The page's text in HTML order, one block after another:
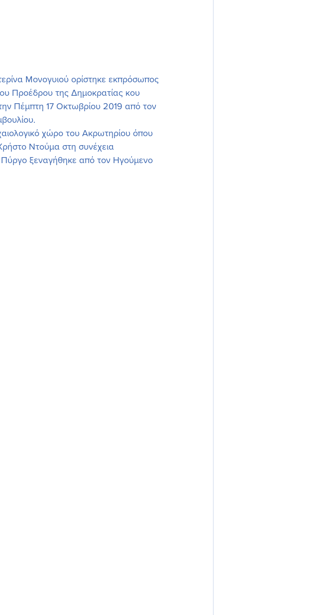
Μονογυιού ορίστηκε εκπρόσωπος
Προέδρου της Δημοκρατίας κου
Πέμπτη 17 Οκτωβρίου 2019 από τον
χώρο του Ακρωτηρίου όπου
Ντούμα στη συνέχεια
ξεναγήθηκε από τον Ηγούμενο